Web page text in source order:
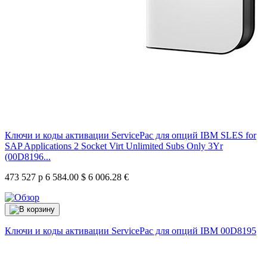
Ключи и коды активации ServicePac для опций IBM SLES for
SAP Applications 2 Socket Virt Unlimited Subs Only 3Yr
(00D8196...
473 527 р 6 584.00 $ 6 006.28 €
Ключи и коды активации ServicePac для опций IBM 00D8195